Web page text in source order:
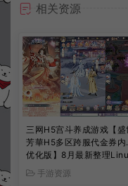
相关资源
三网H5宫斗养成游戏【盛
芳華H5多区跨服代金券内
优化版】8月最新整理
手工服务端+CDK授权后台
+全资源安卓+详细搭建教
手游资源